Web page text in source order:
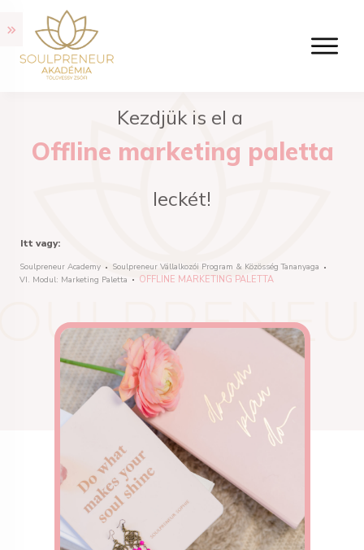
Kezdjük is el a
Offline marketing paletta
leckét!
Itt vagy:
Soulpreneur Academy
Soulpreneur Vállalkozói Program & Közösség Tananyaga
VI. Modul: Marketing Paletta
OFFLINE MARKETING PALETTA